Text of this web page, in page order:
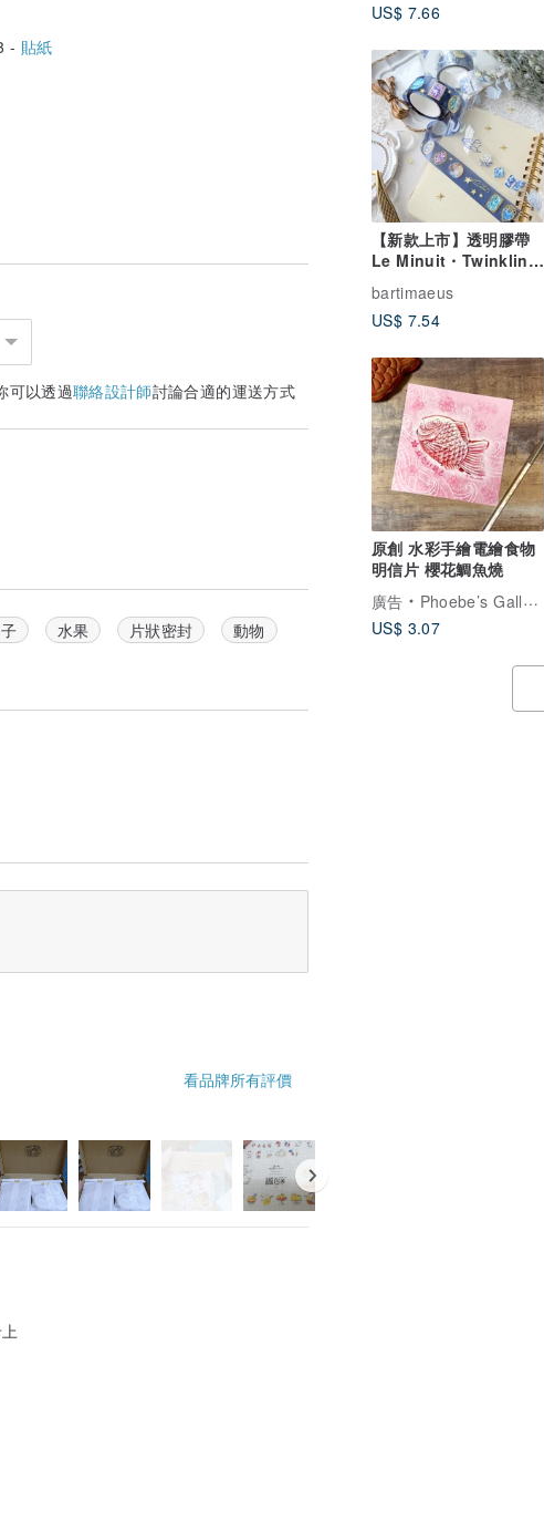
US$ 7.66
【新款上市】透明膠帶
Le Minuit・Twinkling
Stars
bartimaeus
US$ 7.54
原創 水彩手繪電繪食物
明信片 櫻花鯛魚燒
廣告
Phoebe’s Gallery
US$ 3.07
- 貼紙
可以透過聯絡設計師討論合適的運送方式
水果 片狀密封
動物
看品牌所有評價